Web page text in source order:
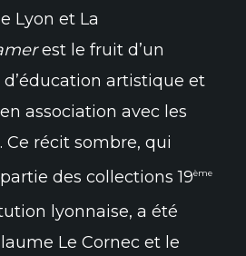
Lyon et La
est le fruit d’un
artistique et
association avec les
Ce récit sombre, qui
des collections 19ème
lyonnaise, a été
Le Cornec et le